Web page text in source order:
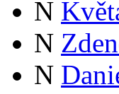
N
N
N